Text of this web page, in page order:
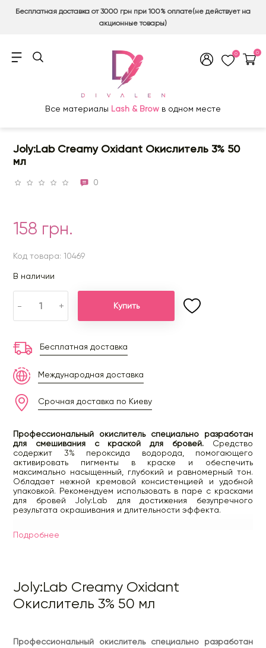
Бесплатная доставка от 3000 грн при 100% оплате(не действует на
акционные товары)
0 0
Все материалы Lash & Brow в одном месте
Joly:Lab Creamy Oxidant Окислитель 3% 50
мл
0
158 грн.
Код товара: 10469
В наличии
- + Купить
Бесплатная доставка
Международная доставка
Срочная доставка по Киеву
Профессиональный окислитель специально разработан
для смешивания с краской для бровей. Средство
содержит 3% пероксида водорода, помогающего
активировать пигменты в краске и обеспечить
максимально насыщенный, глубокий и равномерный тон.
Обладает нежной кремовой консистенцией и удобной
упаковкой. Рекомендуем использовать в паре с красками
для бровей Joly:Lab для достижения безупречного
результата окрашивания и длительности эффекта.
Еще больше преимуществ:
Текстура. Кремовая консистенция экономична и
удобна в использовании. Покрасочная смесь легко
наносится костью, не растекаясь.
агрессивных компонентов, которые могут повредить
Подробнее
Joly:Lab Creamy Oxidant
Окислитель 3% 50 мл
Профессиональный окислитель специально разработан